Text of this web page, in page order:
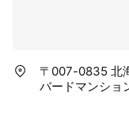
〒007-0835 北
バードマンショ